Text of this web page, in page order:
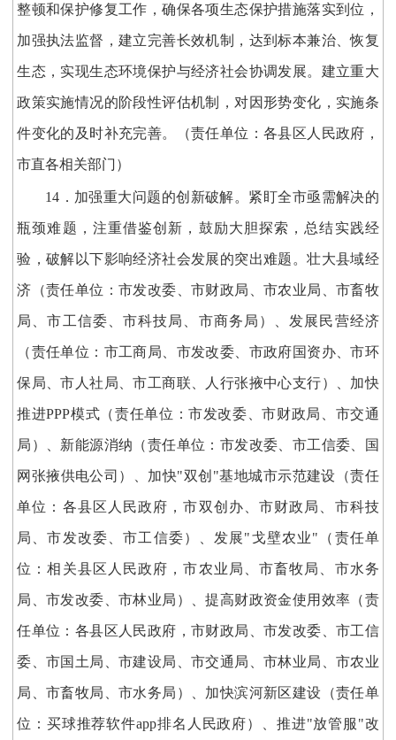
整顿和保护修复工作，确保各项生态保护措施落实到位，
加强执法监督，建立完善长效机制，达到标本兼治、恢复
生态，实现生态环境保护与经济社会协调发展。建立重大
政策实施情况的阶段性评估机制，对因形势变化，实施条
件变化的及时补充完善。（责任单位：各县区人民政府，
市直各相关部门）
14．加强重大问题的创新破解。紧盯全市亟需解决的
瓶颈难题，注重借鉴创新，鼓励大胆探索，总结实践经
验，破解以下影响经济社会发展的突出难题。壮大县域经
济（责任单位：市发改委、市财政局、市农业局、市畜牧
局、市工信委、市科技局、市商务局）、发展民营经济
（责任单位：市工商局、市发改委、市政府国资办、市环
保局、市人社局、市工商联、人行张掖中心支行）、加快
推进PPP模式（责任单位：市发改委、市财政局、市交通
局）、新能源消纳（责任单位：市发改委、市工信委、国
网张掖供电公司）、加快"双创"基地城市示范建设（责任
单位：各县区人民政府，市双创办、市财政局、市科技
局、市发改委、市工信委）、发展"戈壁农业"（责任单
位：相关县区人民政府，市农业局、市畜牧局、市水务
局、市发改委、市林业局）、提高财政资金使用效率（责
任单位：各县区人民政府，市财政局、市发改委、市工信
委、市国土局、市建设局、市交通局、市林业局、市农业
局、市畜牧局、市水务局）、加快滨河新区建设（责任单
位：买球推荐软件app排名人民政府）、推进"放管服"改